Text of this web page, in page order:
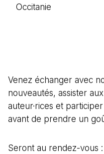
Occitanie
Venez échanger avec
nouveautés, assister
auteur·rices et
avant de prendre un
Seront au rendez-vous :